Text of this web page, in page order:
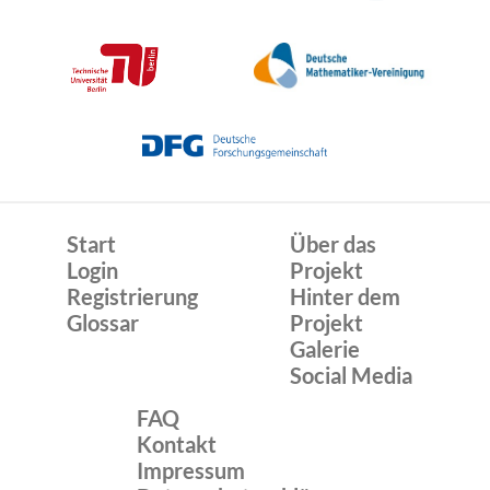
Start
Login
Registrierung
Glossar
Über das
Projekt
Hinter dem
Projekt
Galerie
Social Media
FAQ
Kontakt
Impressum